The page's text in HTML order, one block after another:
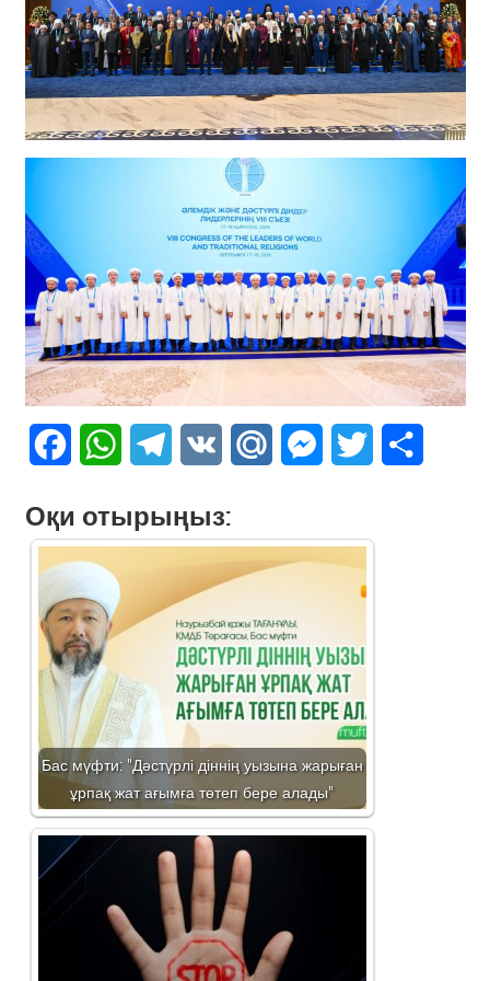
FacebookWhatsAppTelegram
VK Mail.Ru Messenger
Twitter
Оқи отырыңыз:
Бас мүфти: "Дәстүрлі діннің уызына жарыған
ұрпақ жат ағымға төтеп бере алады"